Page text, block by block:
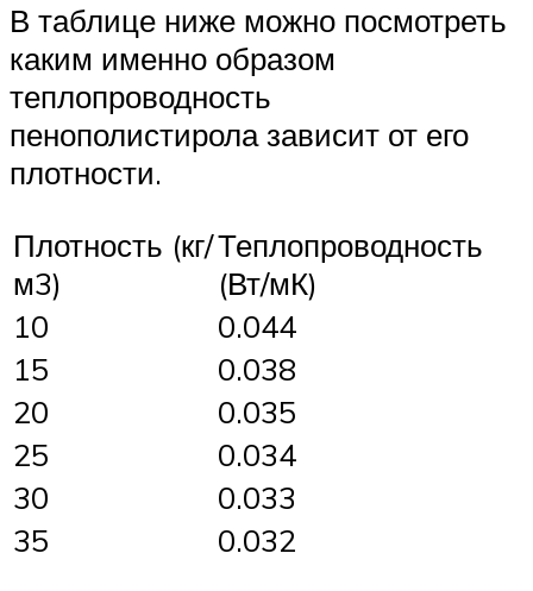
В таблице ниже можно посмотреть
каким именно образом
теплопроводность
пенополистирола зависит от его
плотности.
Плотность (кг/
м3)
Теплопроводность
(Вт/мК)
10
0.044
15
0.038
20
0.035
25
0.034
30
0.033
35
0.032